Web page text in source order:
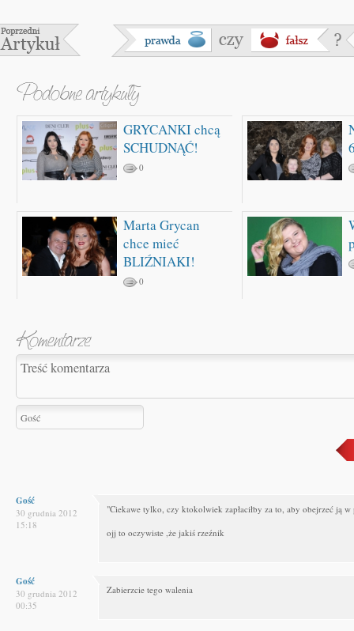
GRYCANKI chcą
SCHUDNĄĆ!
0
Marta Grycan
chce mieć
BLIŹNIAKI!
0
Gość
30 grudnia 2012
15:18
"Ciekawe tylko, czy ktokolwiek zapłaciłby za to, aby obejrzeć ją w
ojj to oczywiste ,że jakiś rzeźnik
Gość
30 grudnia 2012
00:35
Zabierzcie tego walenia